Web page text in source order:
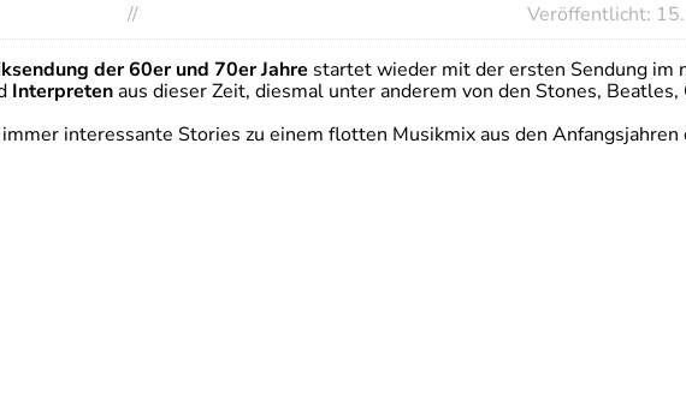
// Veröffentlicht:
der 60er und 70er Jahre startet wieder mit der ersten Sendung im
Interpretenaus dieser Zeit, diesmal unter anderem von den Stones, Beatles,
interessante Stories zu einem flotten Musikmix aus den Anfangsjahren